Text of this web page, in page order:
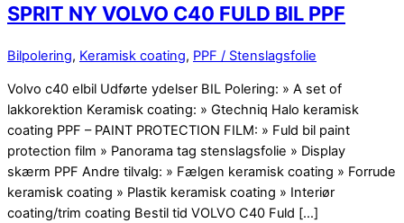
SPRIT NY VOLVO C40 FULD BIL PPF
Bilpolering, Keramisk coating, PPF / Stenslagsfolie
Volvo c40 elbil Udførte ydelser BIL Polering: » A set of
lakkorektion Keramisk coating: » Gtechniq Halo keramisk
coating PPF – PAINT PROTECTION FILM: » Fuld bil paint
protection film » Panorama tag stenslagsfolie » Display
skærm PPF Andre tilvalg: » Fælgen keramisk coating » Forrude
keramisk coating » Plastik keramisk coating » Interiør
coating/trim coating Bestil tid VOLVO C40 Fuld […]